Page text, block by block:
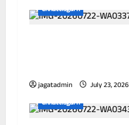
Chhattisgarh
jagatadmin
July 23, 2026
Chhattisgarh